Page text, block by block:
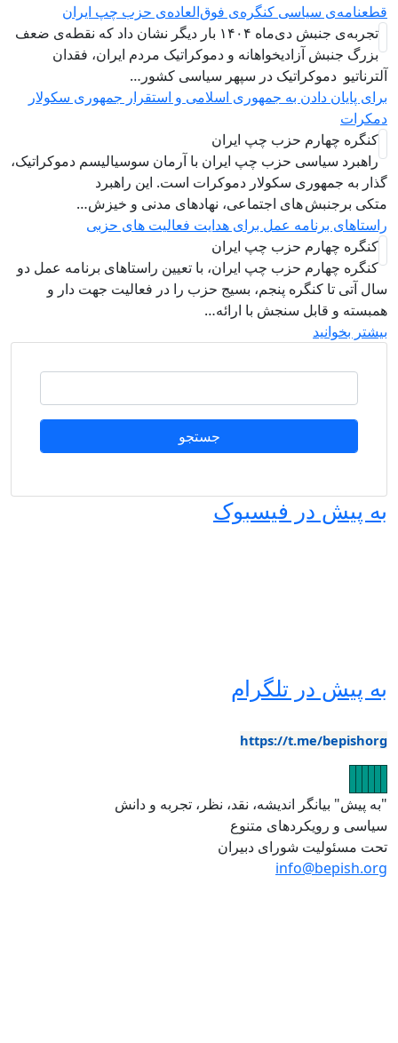
سیاسی کنگره‌ی فوق‌العاده‌ی حزب چپ ایران
تجربه‌ی جنبش دی‌ماه ۱۴۰۴ بار دیگر نشان داد که نقطه‌ی ضعف
بزرگ جنبش آزادیخواهانه و دموکراتیک مردم ایران، فقدان
دموکراتیک در سپهر سیاسی کشور…
پایان دادن به جمهوری اسلامی و استقرار جمهوری سکولار
کنگره چهارم حزب چپ ایران
راهبرد سياسی حزب چپ ایران با آرمان سوسیالیسم دموکراتیک،
به جمهوری سکولار دموکرات است. این راهبرد
برجنبش های اجتماعی، نهادهای مدنی و خیزش‌…
برنامه عمل برای هدایت فعالیت های حزبی
کنگره چهارم حزب چپ ایران
کنگره چهارم حزب چپ ایران، با تعیین راستاهای برنامه عمل دو
آتی تا کنگره پنجم، بسیج حزب را در فعالیت جهت دار و
و قابل سنجش با ارائه…
بخوانید
پیش در فیسبوک
پیش در تلگرام
https://t.me/
پیش" بیانگر اندیشه، نقد، نظر، تجربه و دانش
و رویکردهای متنوع
مسئولیت شورای دبیران